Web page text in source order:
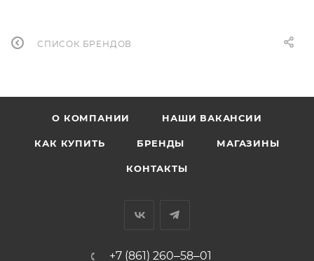
СПИСОК БРЕНДОВ
О КОМПАНИИ НАШИ ВАКАНСИИ
КАК КУПИТЬ БРЕНДЫ МАГАЗИНЫ
КОНТАКТЫ
+7 (861) 260‒58‒01